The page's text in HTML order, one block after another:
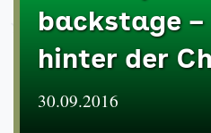
backstage
hinter der
30.09.2016